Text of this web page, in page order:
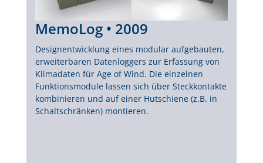
MemoLog • 2009
Designentwicklung eines modular aufgebauten,
erweiterbaren Datenloggers zur Erfassung von
Klimadaten für Age of Wind. Die einzelnen
Funktionsmodule lassen sich über Steckkontakte
kombinieren und auf einer Hutschiene (z.B. in
Schaltschränken) montieren.